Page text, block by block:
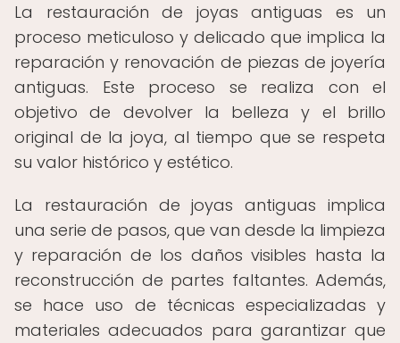
La restauración de joyas antiguas es un
proceso meticuloso y delicado que implica la
reparación y renovación de piezas de joyería
antiguas. Este proceso se realiza con el
objetivo de devolver la belleza y el brillo
original de la joya, al tiempo que se respeta
su valor histórico y estético.
La restauración de joyas antiguas implica
una serie de pasos, que van desde la limpieza
y reparación de los daños visibles hasta la
reconstrucción de partes faltantes. Además,
se hace uso de técnicas especializadas y
materiales adecuados para garantizar que